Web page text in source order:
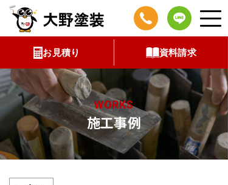
コ
ツ
へ
ス
キ
ッ
お見積り 資料請求
WORKS
施工事例